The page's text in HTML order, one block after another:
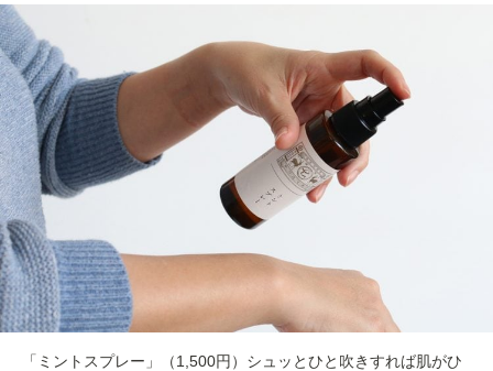
「ミントスプレー」（1,500円）シュッとひと吹きすれば肌がひ